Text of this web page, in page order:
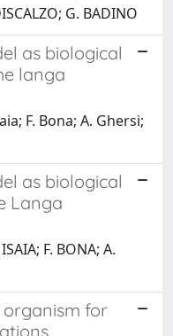
G. BADINO
as biological
langa
F. Bona; A. Ghersi;
as biological
Langa
F. BONA; A.
for